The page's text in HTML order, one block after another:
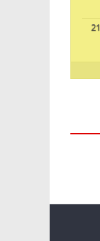
21